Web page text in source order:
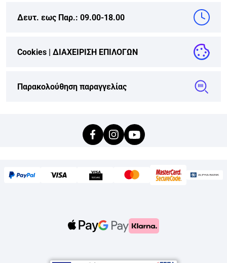
Δευτ. εως Παρ.: 09.00-18.00
Cookies | ΔΙΑΧΕΙΡΙΣΗ ΕΠΙΛΟΓΩΝ
Παρακολούθηση παραγγελίας